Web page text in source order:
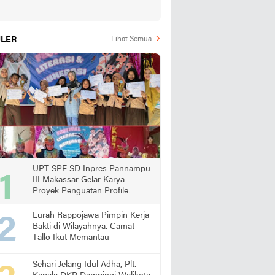
Lihat Semua
UPT SPF SD Inpres Pannampu
III Makassar Gelar Karya
Proyek Penguatan Profile
Lurah Rappojawa Pimpin Kerja
Bakti di Wilayahnya. Camat
Tallo Ikut Memantau
Sehari Jelang Idul Adha, Plt.